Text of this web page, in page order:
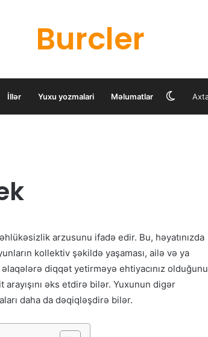
Burcler
İllər Yuxu yozmalari Məlumatlar Switch
arzusunu ifadə edir. Bu, həyatınızda
kollektiv şəkildə yaşaması, ailə və ya
diqqət yetirməyə ehtiyacınız olduğunu
əks etdirə bilər. Yuxunun digər
daha da dəqiqləşdirə bilər.